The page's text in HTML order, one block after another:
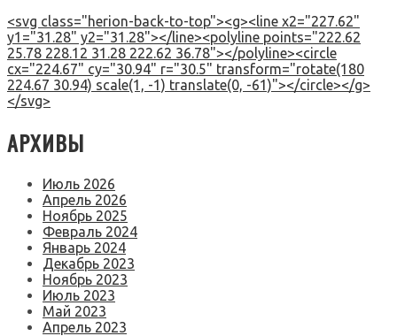
<svg class="herion-back-to-top"><g><line x2="227.62"
y1="31.28" y2="31.28"></line><polyline points="222.62
25.78 228.12 31.28 222.62 36.78"></polyline><circle
cx="224.67" cy="30.94" r="30.5" transform="rotate(180
224.67 30.94) scale(1, -1) translate(0, -61)"></circle></g>
</svg>
АРХИВЫ
Июль 2026
Апрель 2026
Ноябрь 2025
Февраль 2024
Январь 2024
Декабрь 2023
Ноябрь 2023
Июль 2023
Май 2023
Апрель 2023